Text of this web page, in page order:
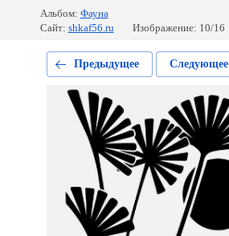
Альбом: Фауна
Сайт: shkaf56.ru Изображение: 10/16
Предыдущее Следующее